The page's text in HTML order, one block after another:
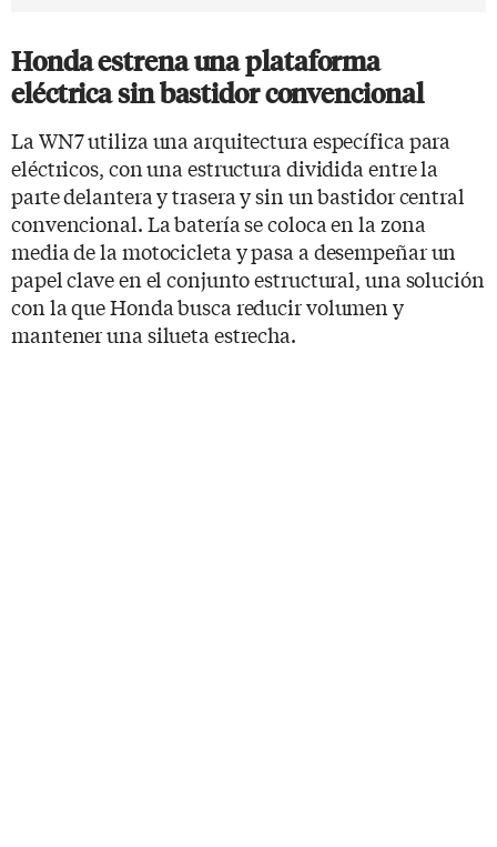
Honda estrena una plataforma
eléctrica sin bastidor convencional
La WN7 utiliza una arquitectura específica para
eléctricos, con una estructura dividida entre la
parte delantera y trasera y sin un bastidor central
convencional. La batería se coloca en la zona
media de la motocicleta y pasa a desempeñar un
papel clave en el conjunto estructural, una solución
con la que Honda busca reducir volumen y
mantener una silueta estrecha.